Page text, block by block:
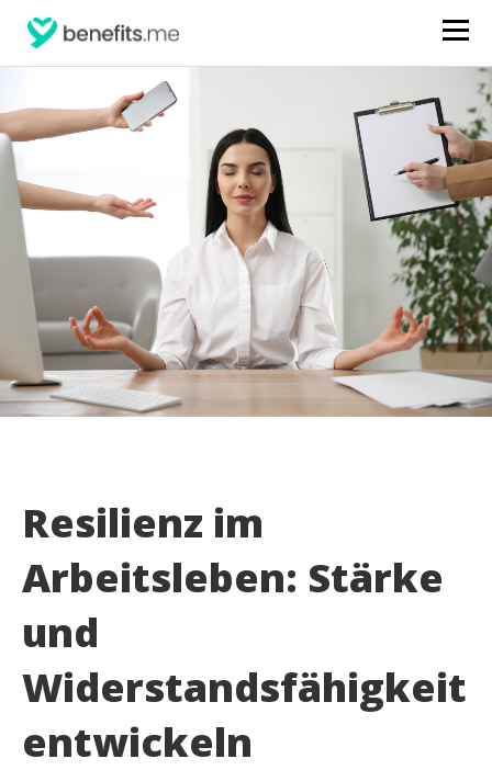
Resilienz im
Arbeitsleben: Stärke
und
Widerstandsfähigkeit
entwickeln